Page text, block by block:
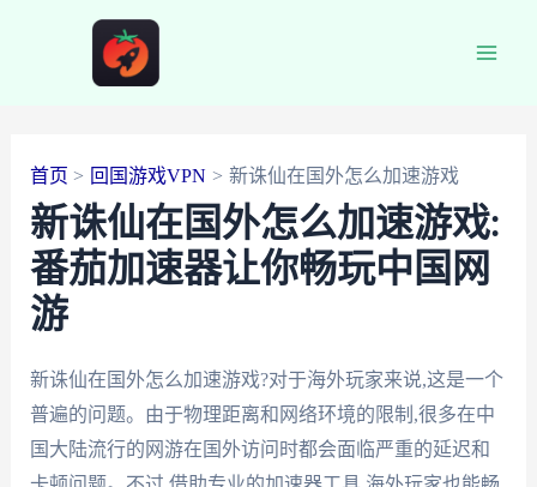
首页 回国游戏VPN 新诛仙在国外怎么加速游戏
新诛仙在国外怎么加速游戏:
番茄加速器让你畅玩中国网
游
新诛仙在国外怎么加速游戏?对于海外玩家来说,这是一个
普遍的问题。由于物理距离和网络环境的限制,很多在中
国大陆流行的网游在国外访问时都会面临严重的延迟和